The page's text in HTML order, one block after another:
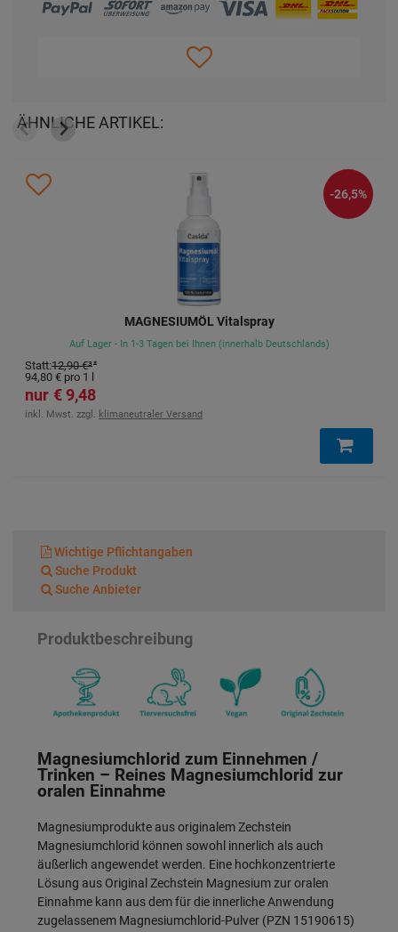
ÄHNLICHE ARTIKEL:
MAGNESIUMÖL Vitalspray
9,48 €
Statt:12,90 €³
Auf Lager - In 1-3 Tagen bei Ihnen (innerhalb Deutschlands)
inkl. Mwst. zzgl. klimaneutraler Versand
94,80 € pro 1 l
-26,5%
Wichtige Pflichtangaben
Suche Produkt
Suche Anbieter
Produktbeschreibung
Magnesiumchlorid zum Einnehmen /
Trinken – Reines Magnesiumchlorid zur
oralen Einnahme
Magnesiumprodukte aus originalem Zechstein
Magnesiumchlorid können sowohl innerlich als auch
äußerlich angewendet werden. Eine hochkonzentrierte
Lösung aus Original Zechstein Magnesium zur oralen
Einnahme kann aus dem für die innerliche Anwendung
zugelassenem Magnesiumchlorid-Pulver (PZN 15190615)